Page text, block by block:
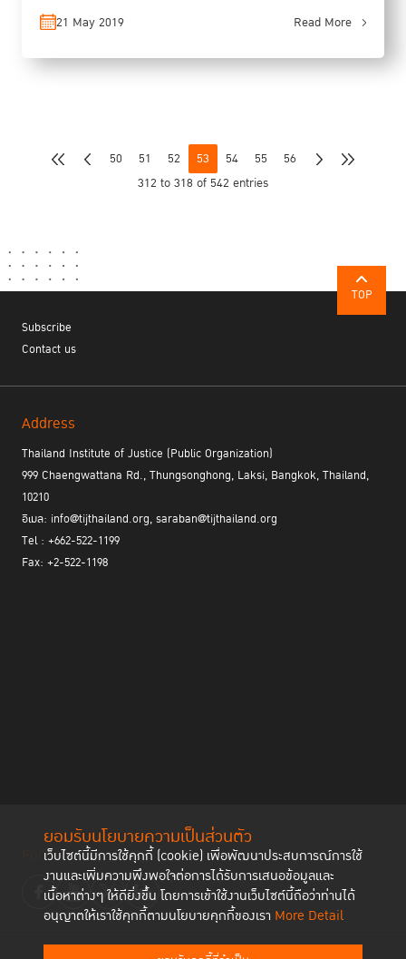
ยอมรับนโยบายความเป็นส่วนตัว
เว็บไซต์นี้มีการใช้คุกกี้ (cookie) เพื่อพัฒนาประสบการณ์การใช้
งานและเพิ่มความพึงพอใจต่อการได้รับการเสนอข้อมูลและ
เนื้อหาต่างๆ ให้ดียิ่งขึ้น โดยการเข้าใช้งานเว็บไซต์นี้ถือว่าท่านได้
อนุญาตให้เราใช้คุกกี้ตามนโยบายคุกกี้ของเรา More Detail
21 May 2019 Read More
50 51 52 53 54 55
56
312 to 318 of 542 entries
TOP
Subscribe
Contact us
Address
Thailand Institute of Justice (Public Organization)
999 Chaengwattana Rd., Thungsonghong, Laksi, Bangkok, Thailand,
10210
อีเมล: info@tijthailand.org, saraban@tijthailand.org
Tel : +662-522-1199
Fax: +2-522-1198
Follow us